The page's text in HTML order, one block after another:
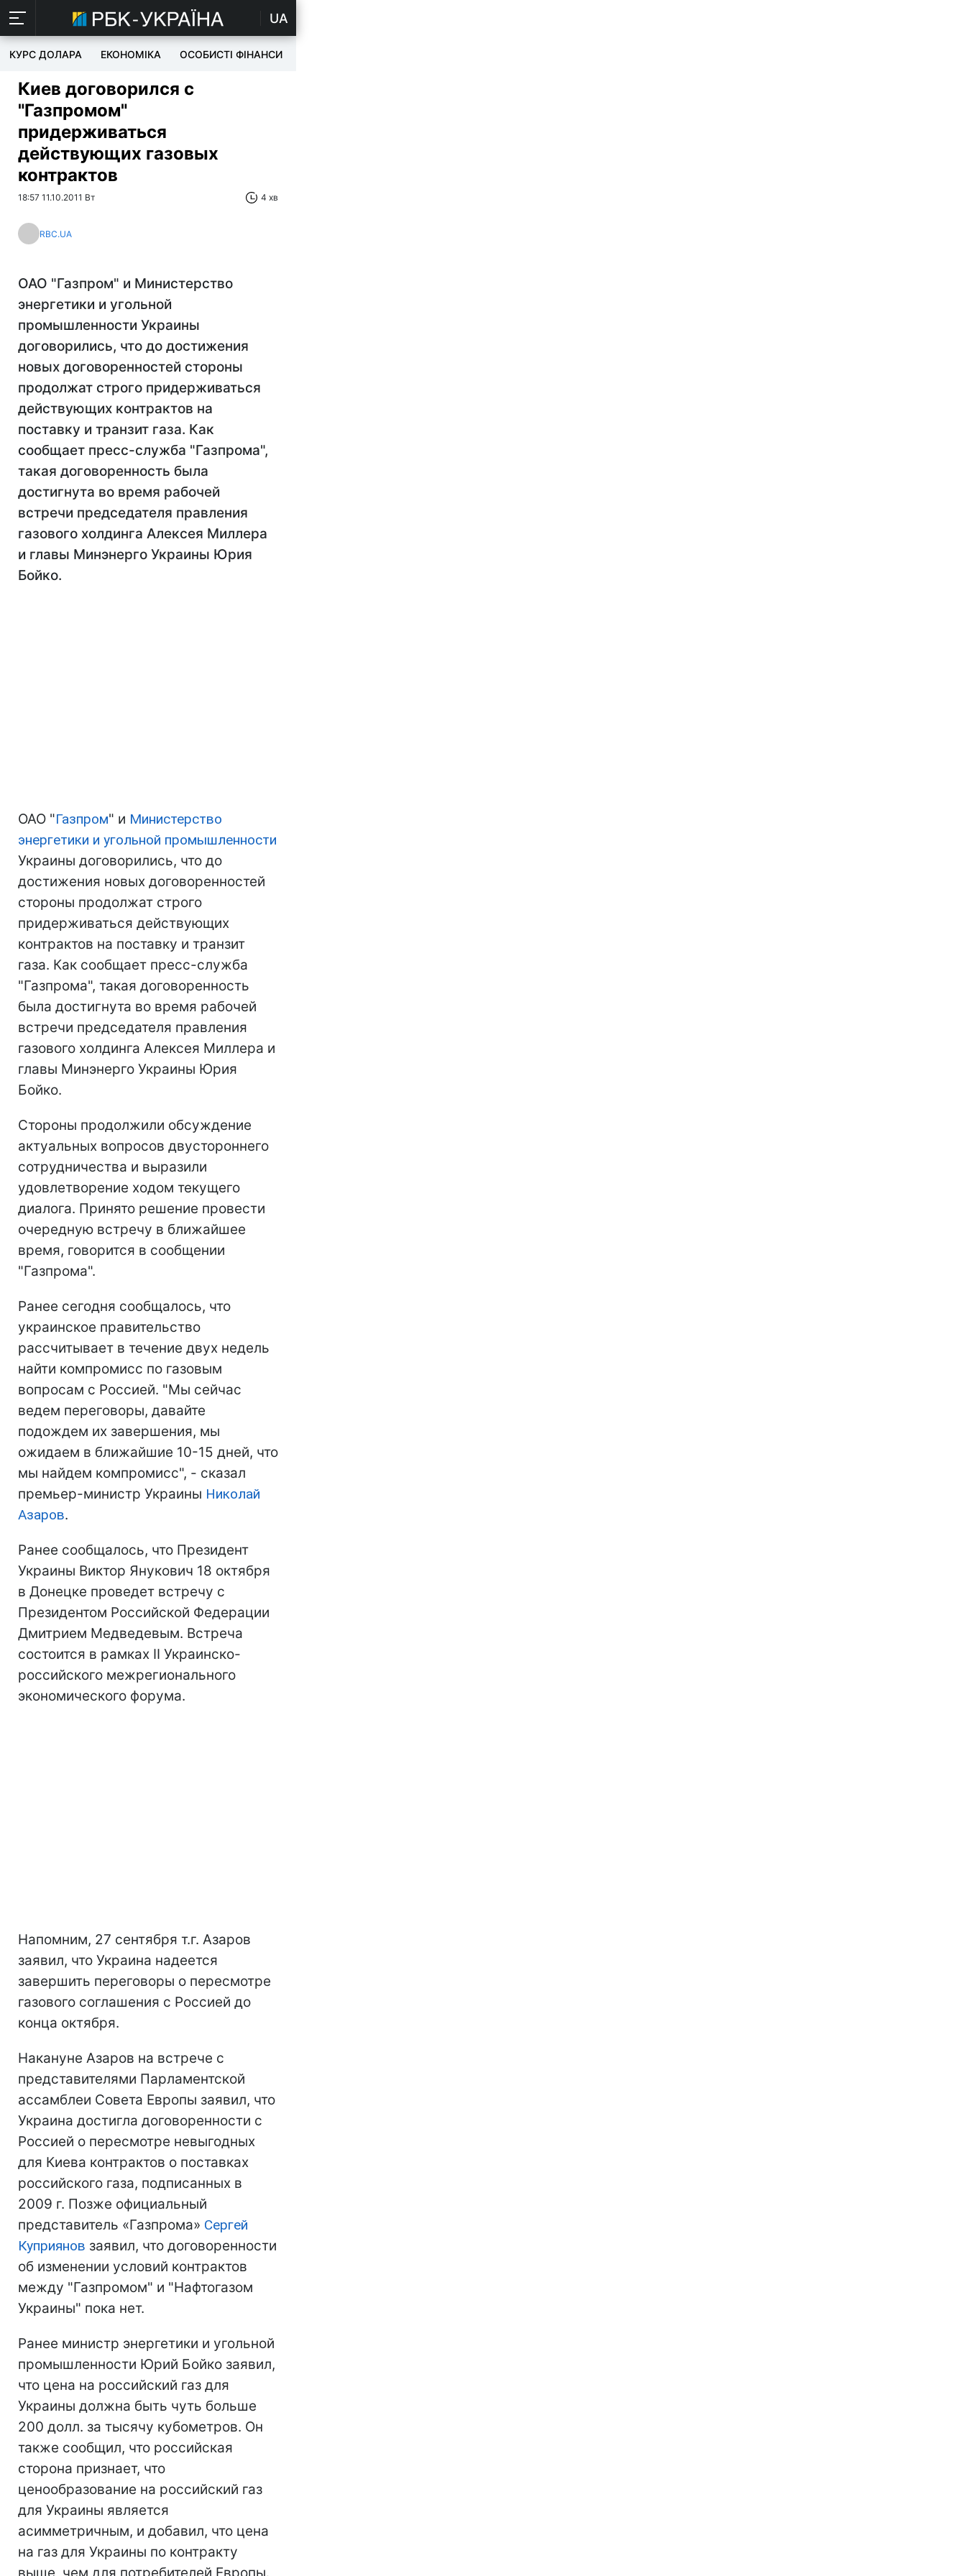
UA
КУРС ДОЛАРА ЕКОНОМІКА ОСОБИСТІ ФІНАНСИ
Киев договорился с
"Газпромом"
придерживаться
действующих газовых
контрактов
18:57 11.10.2011 Вт 4 хв
RBC.UA
ОАО "Газпром" и Министерство
энергетики и угольной
промышленности Украины
договорились, что до достижения
новых договоренностей стороны
продолжат строго придерживаться
действующих контрактов на
поставку и транзит газа. Как
сообщает пресс-служба "Газпрома",
такая договоренность была
достигнута во время рабочей
встречи председателя правления
газового холдинга Алексея Миллера
и главы Минэнерго Украины Юрия
Бойко.
ОАО "Газпром" и Министерство
энергетики и угольной промышленности
Украины договорились, что до
достижения новых договоренностей
стороны продолжат строго
придерживаться действующих
контрактов на поставку и транзит
газа. Как сообщает пресс-служба
"Газпрома", такая договоренность
была достигнута во время рабочей
встречи председателя правления
газового холдинга Алексея Миллера и
главы Минэнерго Украины Юрия
Бойко.
Стороны продолжили обсуждение
актуальных вопросов двустороннего
сотрудничества и выразили
удовлетворение ходом текущего
диалога. Принято решение провести
очередную встречу в ближайшее
время, говорится в сообщении
"Газпрома".
Ранее сегодня сообщалось, что
украинское правительство
рассчитывает в течение двух недель
найти компромисс по газовым
вопросам с Россией. "Мы сейчас
ведем переговоры, давайте
подождем их завершения, мы
ожидаем в ближайшие 10-15 дней, что
мы найдем компромисс", - сказал
премьер-министр Украины Николай
Азаров.
Ранее сообщалось, что Президент
Украины Виктор Янукович 18 октября
в Донецке проведет встречу с
Президентом Российской Федерации
Дмитрием Медведевым. Встреча
состоится в рамках ІІ Украинско-
российского межрегионального
экономического форума.
Напомним, 27 сентября т.г. Азаров
заявил, что Украина надеется
завершить переговоры о пересмотре
газового соглашения с Россией до
конца октября.
Накануне Азаров на встрече с
представителями Парламентской
ассамблеи Совета Европы заявил, что
Украина достигла договоренности с
Россией о пересмотре невыгодных
для Киева контрактов о поставках
российского газа, подписанных в
2009 г. Позже официальный
представитель «Газпрома» Сергей
Куприянов заявил, что договоренности
об изменении условий контрактов
между "Газпромом" и "Нафтогазом
Украины" пока нет.
Ранее министр энергетики и угольной
промышленности Юрий Бойко заявил,
что цена на российский газ для
Украины должна быть чуть больше
200 долл. за тысячу кубометров. Он
также сообщил, что российская
сторона признает, что
ценообразование на российский газ
для Украины является
асимметричным, и добавил, что цена
на газ для Украины по контракту